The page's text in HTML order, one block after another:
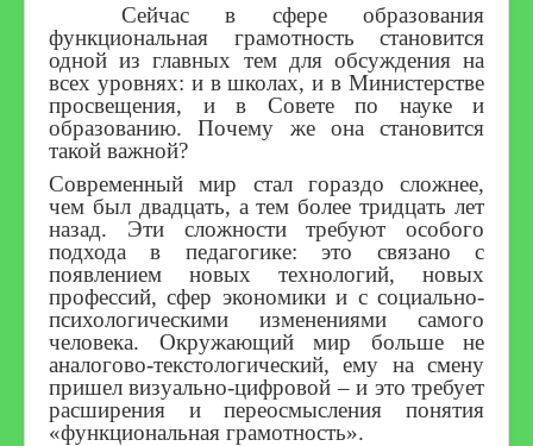
Сейчас в сфере образования
функциональная грамотность становится
одной из главных тем для обсуждения на
всех уровнях: и в школах, и в Министерстве
просвещения, и в Совете по науке и
образованию. Почему же она становится
такой важной?
Современный мир стал гораздо сложнее,
чем был двадцать, а тем более тридцать лет
назад. Эти сложности требуют особого
подхода в педагогике: это связано с
появлением новых технологий, новых
профессий, сфер экономики и с социально-
психологическими изменениями самого
человека. Окружающий мир больше не
аналогово-текстологический, ему на смену
пришел визуально-цифровой – и это требует
расширения и переосмысления понятия
«функциональная грамотность».